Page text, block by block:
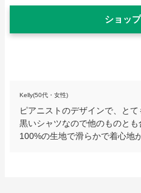
ショッ
Kelly(50代・女性)
ピアニストのデザインで、とて
黒いシャツなので他のものと
100%の生地で滑らかで着心地